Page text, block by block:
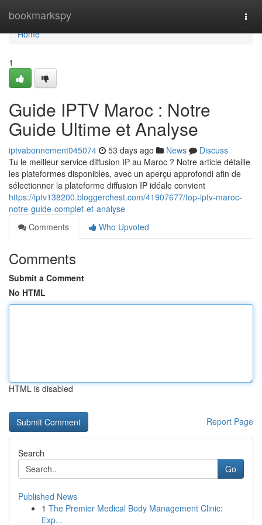
bookmarkspy
Home
Home
1
Guide IPTV Maroc : Notre
Guide Ultime et Analyse
iptvabonnement045074 53 days ago News
Discuss
Tu le meilleur service diffusion IP au Maroc ? Notre article détaille
les plateformes disponibles, avec un aperçu approfondi afin de
sélectionner la plateforme diffusion IP idéale convient
https://iptv138200.bloggerchest.com/41907677/top-iptv-maroc-
notre-guide-complet-et-analyse
Comments
Who Upvoted
Comments
Submit a Comment
No HTML
HTML is disabled
Report Page
Search
Go
Published News
1 The Premier Medical Body Management Clinic:
Exp...